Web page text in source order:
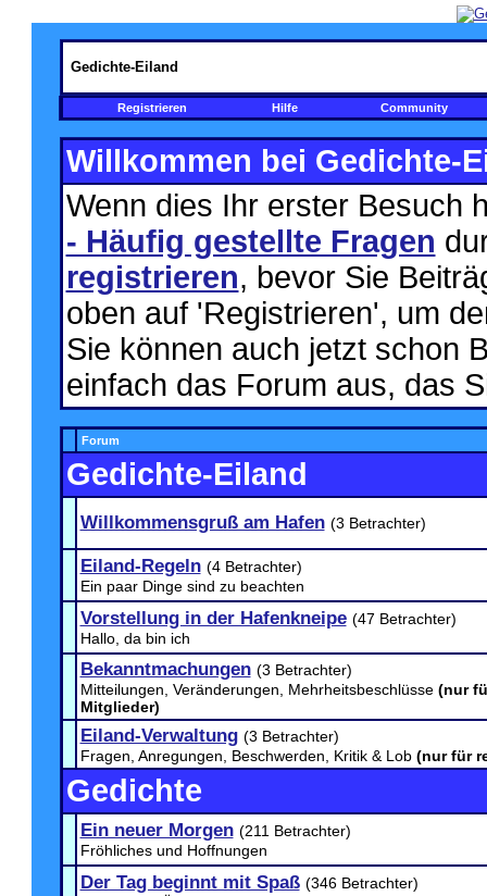
Gedichte-Eiland
Registrieren Hilfe Community
Willkommen bei Gedichte-
Wenn dies Ihr erster Besuch
- Häufig gestellte Fragen
registrieren, bevor Sie
oben auf 'Registrieren', um
Sie können auch jetzt schon
einfach das Forum aus, das
Forum
Gedichte-Eiland
Willkommensgruß am Hafen (3 Betrachter)
Eiland-Regeln (4 Betrachter)
Ein paar Dinge sind zu beachten
Vorstellung in der Hafenkneipe (47 Betrachter)
Hallo, da bin ich
Bekanntmachungen (3 Betrachter)
Mitteilungen, Veränderungen, Mehrheitsbeschlüsse (nur
Mitglieder)
Eiland-Verwaltung (3 Betrachter)
Fragen, Anregungen, Beschwerden, Kritik & Lob (nur für
Gedichte
Ein neuer Morgen (211 Betrachter)
Fröhliches und Hoffnungen
Der Tag beginnt mit Spaß (346 Betrachter)